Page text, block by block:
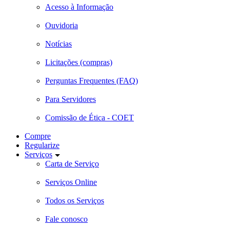
Acesso à Informação
Ouvidoria
Notícias
Licitações (compras)
Perguntas Frequentes (FAQ)
Para Servidores
Comissão de Ética - COET
Compre
Regularize
Serviços
Carta de Serviço
Serviços Online
Todos os Serviços
Fale conosco